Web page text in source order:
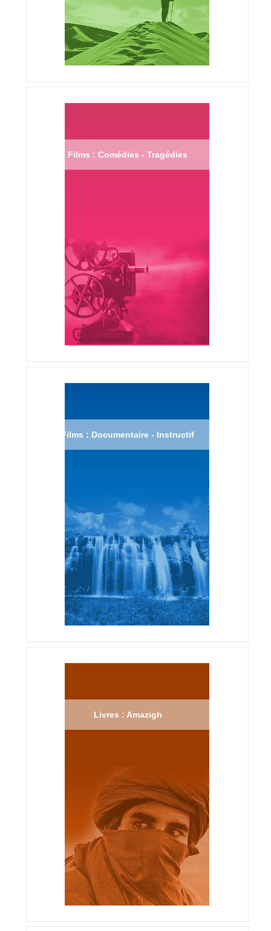
Films : Comédies - Tragédies
Films : Documentaire - Instructif
Livres : Amazigh